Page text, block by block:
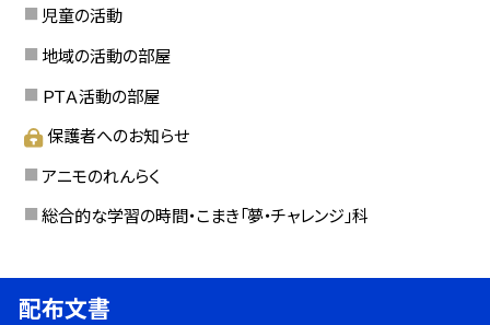
児童の活動
地域の活動の部屋
ＰＴＡ活動の部屋
保護者へのお知らせ
アニモのれんらく
総合的な学習の時間・こまき「夢・チャレンジ」科
配布文書